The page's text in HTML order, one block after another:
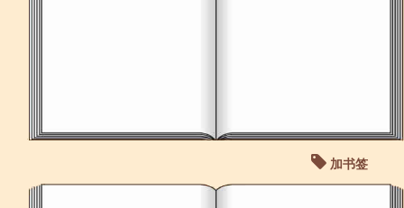
加书签